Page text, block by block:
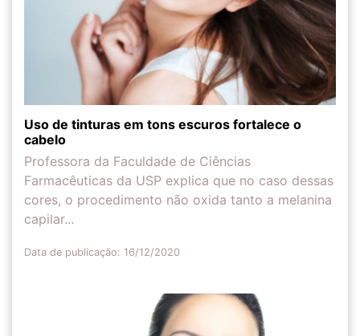
Uso de tinturas em tons escuros fortalece o
cabelo
Professora da Faculdade de Ciências
Farmacêuticas da USP explica que no caso dessas
cores, o procedimento não oxida tanto a melanina
capilar...
Data de publicação: 16/12/2020